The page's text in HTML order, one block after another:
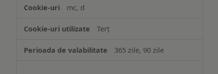
mc, d
Terț
365 zile, 90 zile